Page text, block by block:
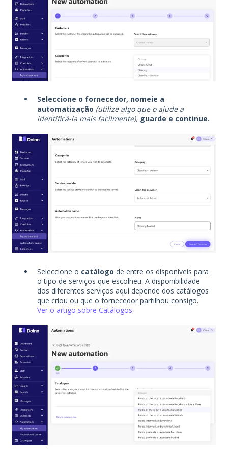
Seleccione o fornecedor, nomeie a
automatização (utilize algo que o ajude a
identificá-la mais facilmente), guarde e continue.
Seleccione o catálogo de entre os disponíveis para
o tipo de serviços que escolheu. A disponibilidade
dos diferentes serviços aqui depende dos catálogos
que criou ou que o fornecedor partilhou consigo.
Ver o artigo sobre Catálogos.